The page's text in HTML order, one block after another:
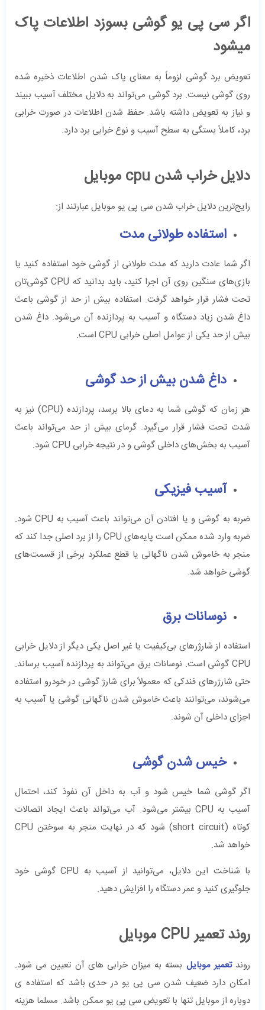
اگر سی پی یو گوشی بسوزد اطلاعات پاک
میشود
تعویض برد گوشی لزوماً به معنای پاک شدن اطلاعات ذخیره شده
روی گوشی نیست. برد گوشی می‌تواند به دلایل مختلف آسیب ببیند
و نیاز به تعویض داشته باشد. حفظ شدن اطلاعات در صورت خرابی
برد، کاملاً بستگی به سطح آسیب و نوع خرابی برد دارد.
دلایل خراب شدن cpu موبایل
رایج‌ترین دلایل خراب شدن سی پی یو موبایل عبارتند از:
استفاده طولانی مدت
اگر شما عادت دارید که مدت طولانی از گوشی خود استفاده کنید یا
بازی‌های سنگین روی آن اجرا کنید، باید بدانید که CPU گوشی‌تان
تحت فشار قرار خواهد گرفت. استفاده بیش از حد از گوشی باعث
داغ شدن زیاد دستگاه و آسیب به پردازنده آن می‌شود. داغ شدن
بیش از حد یکی از عوامل اصلی خرابی CPU است.
داغ شدن بیش از حد گوشی
هر زمان که گوشی شما به دمای بالا برسد، پردازنده (CPU) نیز به
شدت تحت فشار قرار می‌گیرد. گرمای بیش از حد می‌تواند باعث
آسیب به بخش‌های داخلی گوشی و در نتیجه خرابی CPU شود.
آسیب فیزیکی
ضربه به گوشی و یا افتادن آن می‌تواند باعث آسیب به CPU شود.
ضربه وارد شده ممکن است پایه‌های CPU را از برد اصلی جدا کند که
منجر به خاموش شدن ناگهانی یا قطع عملکرد برخی از قسمت‌های
گوشی خواهد شد.
نوسانات برق
استفاده از شارژرهای بی‌کیفیت یا غیر اصل یکی دیگر از دلایل خرابی
CPU گوشی است. نوسانات برق می‌تواند به پردازنده آسیب برساند.
حتی شارژرهای فندکی که معمولاً برای شارژ گوشی در خودرو استفاده
می‌شوند، می‌توانند باعث خاموش شدن ناگهانی گوشی یا آسیب به
اجزای داخلی آن شوند.
خیس شدن گوشی
اگر گوشی شما خیس شود و آب به داخل آن نفوذ کند، احتمال
آسیب به CPU بیشتر می‌شود. آب می‌تواند باعث ایجاد اتصالات
کوتاه (short circuit) شود که در نهایت منجر به سوختن CPU
خواهد شد.
با شناخت این دلایل، می‌توانید از آسیب به CPU گوشی خود
جلوگیری کنید و عمر دستگاه را افزایش دهید.
روند تعمیر CPU موبایل
روندتعمیر موبایل بسته به میزان خرابی های آن تعیین می شود.
امکان دارد ضعیف شدن سی پی یو در حدی باشد که استفاده ی
دوباره از موبایل تنها با تعویض سی پی یو ممکن باشد. مسلما هزینه